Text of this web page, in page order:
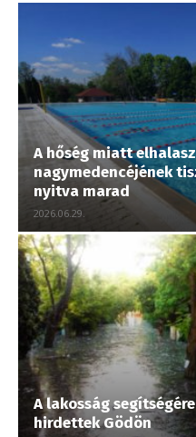
A hőség miatt
nagymedencéjének
nyitva marad
2026.06.29.
A lakosság
hirdettek Gödön